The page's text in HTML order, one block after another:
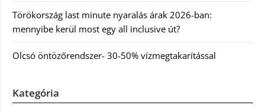
Törökország last minute nyaralás árak 2026-ban:
mennyibe kerül most egy all inclusive út?
Olcsó öntözőrendszer- 30-50% vízmegtakarítással
Kategória